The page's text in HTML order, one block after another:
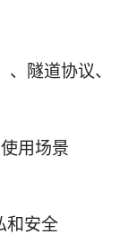
隧道协议、
用场景
和安全